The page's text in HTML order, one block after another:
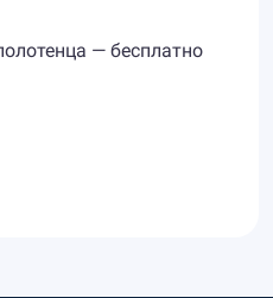
— бесплатно